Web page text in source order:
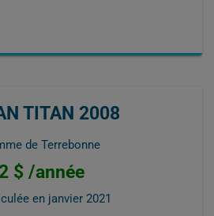
TITAN 2008
de Terrebonne
$ /année
en janvier 2021